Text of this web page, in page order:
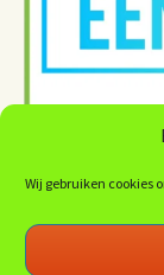
Wij gebruiken cookies